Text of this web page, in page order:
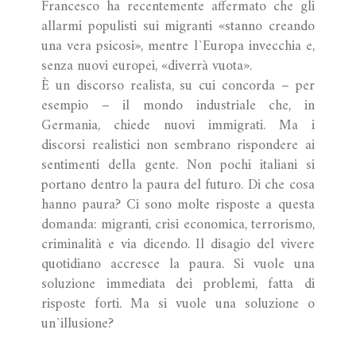
Francesco ha recentemente affermato che gli
allarmi populisti sui migranti «stanno creando
una vera psicosi», mentre l`Europa invecchia e,
senza nuovi europei, «diverrà vuota».
È un discorso realista, su cui concorda – per
esempio – il mondo industriale che, in
Germania, chiede nuovi immigrati. Ma i
discorsi realistici non sembrano rispondere ai
sentimenti della gente. Non pochi italiani si
portano dentro la paura del futuro. Di che cosa
hanno paura? Ci sono molte risposte a questa
domanda: migranti, crisi economica, terrorismo,
criminalità e via dicendo. Il disagio del vivere
quotidiano accresce la paura. Si vuole una
soluzione immediata dei problemi, fatta di
risposte forti. Ma si vuole una soluzione o
un`illusione?